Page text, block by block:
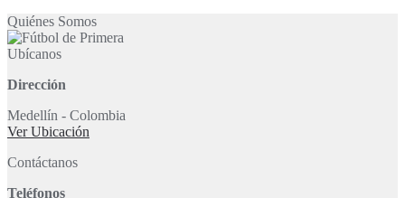
Quiénes Somos
Ubícanos
Dirección
Medellín - Colombia
Ver Ubicación
Contáctanos
Teléfonos